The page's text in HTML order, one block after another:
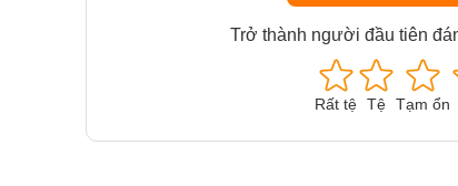
Trở thành người đầu tiên
Rất tệ Tệ Tạm ổn